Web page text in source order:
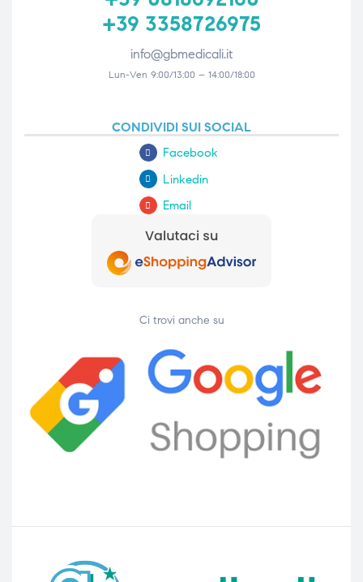
+39 3358726975
info@gbmedicali.it
Lun-Ven 9:00/13:00 – 14:00/18:00
CONDIVIDI SUI SOCIAL
Facebook
Linkedin
Email
Ci trovi anche su